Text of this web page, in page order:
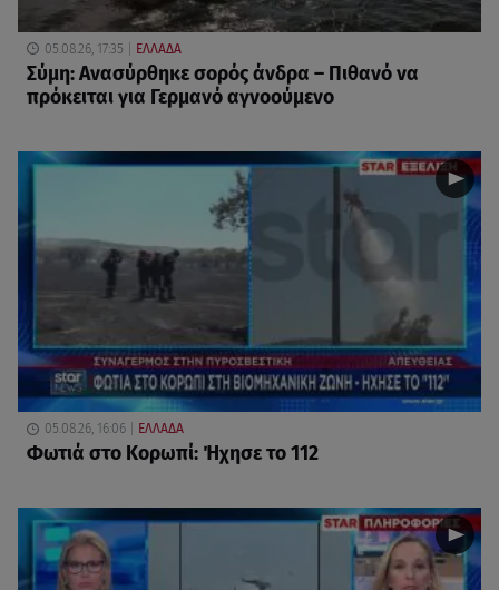
05.08.26, 17:35 ΕΛΛΑΔΑ
Σύμη: Ανασύρθηκε σορός άνδρα – Πιθανό να
πρόκειται για Γερμανό αγνοούμενο
05.08.26, 16:06 ΕΛΛΑΔΑ
Φωτιά στο Κορωπί: Ήχησε το 112